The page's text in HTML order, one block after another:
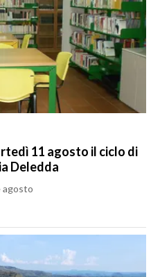
11 agosto il ciclo di
Deledda
agosto